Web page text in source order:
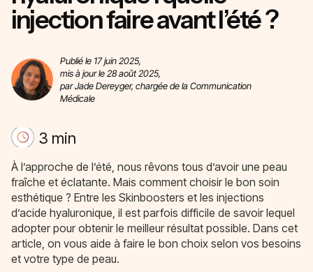
injection faire avant l’été ?
Publié le 17 juin 2025,
mis à jour le 28 août 2025,
par Jade Dereyger, chargée de la Communication
Médicale
3 min
À l’approche de l’été, nous rêvons tous d’avoir une peau
fraîche et éclatante. Mais comment choisir le bon soin
esthétique ? Entre les Skinboosters et les injections
d’acide hyaluronique, il est parfois difficile de savoir lequel
adopter pour obtenir le meilleur résultat possible. Dans cet
article, on vous aide à faire le bon choix selon vos besoins
et votre type de peau.